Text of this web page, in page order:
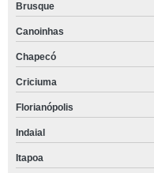
Brusque
Canoinhas
Chapecó
Criciuma
Florianópolis
Indaial
Itapoa